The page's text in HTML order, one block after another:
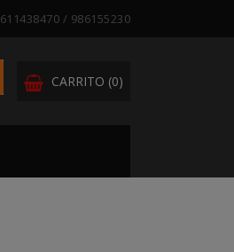
611438470 / 986155230
CARRITO (0)